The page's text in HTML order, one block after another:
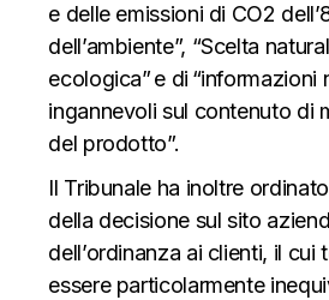
e delle emissioni di CO2
dell’ambiente”, “Scelta
ecologica” e di “informazioni
ingannevoli sul contenuto di
del prodotto”.
Il Tribunale ha inoltre
della decisione sul sito
dell’ordinanza ai clienti, il cui
essere particolarmente